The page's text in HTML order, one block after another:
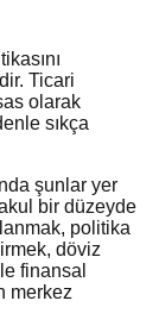
Ticari
olarak
sıkça
şunlar yer
bir düzeyde
politika
döviz
finansal
merkez